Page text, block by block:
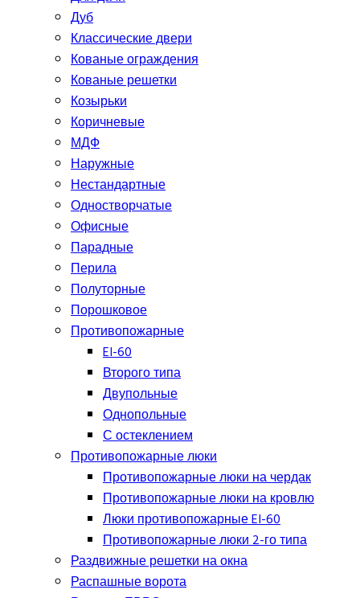
Дуб
Классические двери
Кованые ограждения
Кованые решетки
Козырьки
Коричневые
МДФ
Наружные
Нестандартные
Одностворчатые
Офисные
Парадные
Перила
Полуторные
Порошковое
Противопожарные
EI-60
Второго типа
Двупольные
Однопольные
С остеклением
Противопожарные люки
Противопожарные люки на чердак
Противопожарные люки на кровлю
Люки противопожарные EI-60
Противопожарные люки 2-го типа
Раздвижные решетки на окна
Распашные ворота